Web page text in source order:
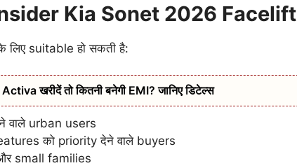
Kia Sonet 2026 Facelift
लिए suitable हो सकती है:
खरीदें तो कितनी बनेगी EMI? जानिए डिटेल्स
वाले urban users
को priority देने वाले buyers
small families